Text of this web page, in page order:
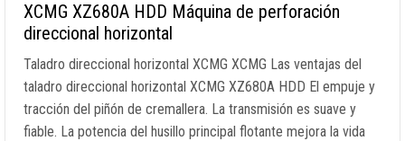
XCMG XZ680A HDD Máquina de perforación
direccional horizontal
Taladro direccional horizontal XCMG XCMG Las ventajas del
taladro direccional horizontal XCMG XZ680A HDD El empuje y
tracción del piñón de cremallera. La transmisión es suave y
fiable. La potencia del husillo principal flotante mejora la vida